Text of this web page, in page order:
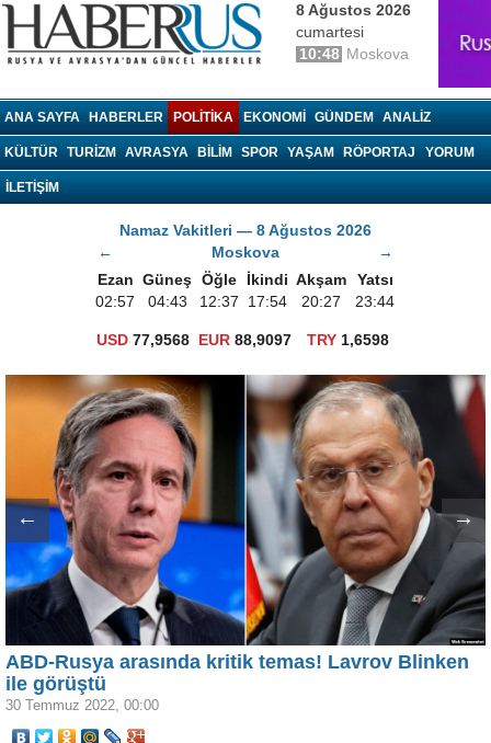
8 Ağustos 2026
cumartesi
10:48 Moskova
ANA SAYFA HABERLER POLITIKA EKONOMI GÜNDEM ANALIZ
KÜLTÜR TURIZM AVRASYA BILIM SPOR YAŞAM RÖPORTAJ YORUM
İLETİŞİM
Namaz Vakitleri — 8 Ağustos 2026
←
Moskova
→
Ezan Güneş Öğle İkindi Akşam
Yatsı
02:57
04:43 12:37 17:54 20:27 23:44
USD 77,9568 EUR 88,9097 TRY1,6598
← →
ABD-Rusya arasında kritik temas! Lavrov Blinken
ile görüştü
30 Temmuz 2022, 00:00